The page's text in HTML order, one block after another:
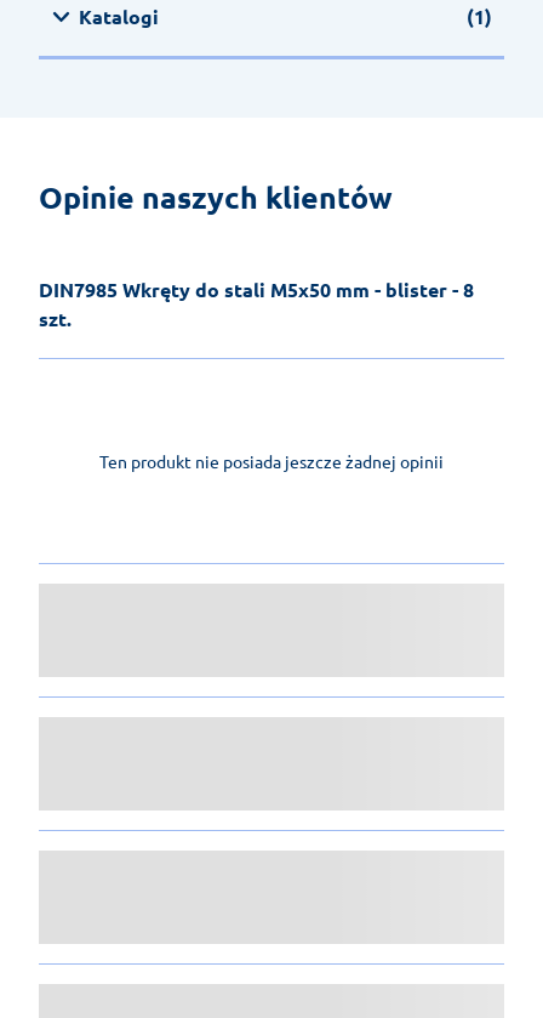
Katalogi (1)
Opinie naszych klientów
DIN7985 Wkręty do stali M5x50 mm - blister - 8
szt.
Ten produkt nie posiada jeszcze żadnej opinii